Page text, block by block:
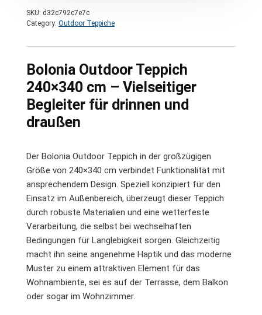
SKU: d32c792c7e7c
Category: Outdoor Teppiche
Bolonia Outdoor Teppich
240×340 cm – Vielseitiger
Begleiter für drinnen und
draußen
Der Bolonia Outdoor Teppich in der großzügigen
Größe von 240×340 cm verbindet Funktionalität mit
ansprechendem Design. Speziell konzipiert für den
Einsatz im Außenbereich, überzeugt dieser Teppich
durch robuste Materialien und eine wetterfeste
Verarbeitung, die selbst bei wechselhaften
Bedingungen für Langlebigkeit sorgen. Gleichzeitig
macht ihn seine angenehme Haptik und das moderne
Muster zu einem attraktiven Element für das
Wohnambiente, sei es auf der Terrasse, dem Balkon
oder sogar im Wohnzimmer.